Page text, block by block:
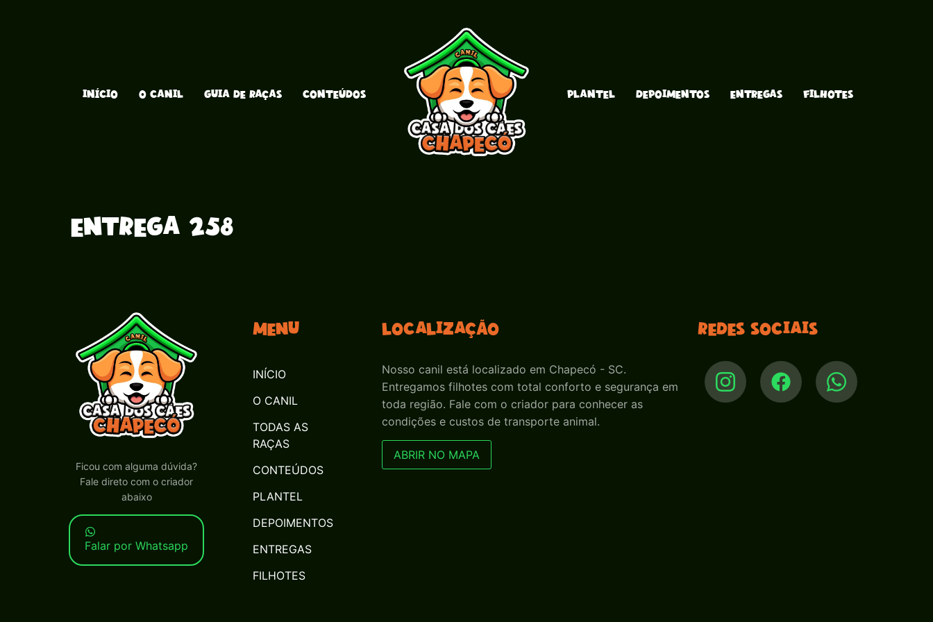
INÍCIO O CANIL GUIA DE RAÇAS CONTEÚDOS PLANTEL DEPOIMENTOS ENTREGAS FILHOTES
Entrega 258
Ficou com alguma dúvida?
Fale direto com o criador
abaixo
Falar por Whatsapp
Menu
INÍCIO
O CANIL
TODAS AS
RAÇAS
CONTEÚDOS
PLANTEL
DEPOIMENTOS
ENTREGAS
FILHOTES
Localização
Nosso canil está localizado em Chapecó - SC.
Entregamos filhotes com total conforto e segurança em
toda região. Fale com o criador para conhecer as
condições e custos de transporte animal.
ABRIR NO MAPA
Redes sociais